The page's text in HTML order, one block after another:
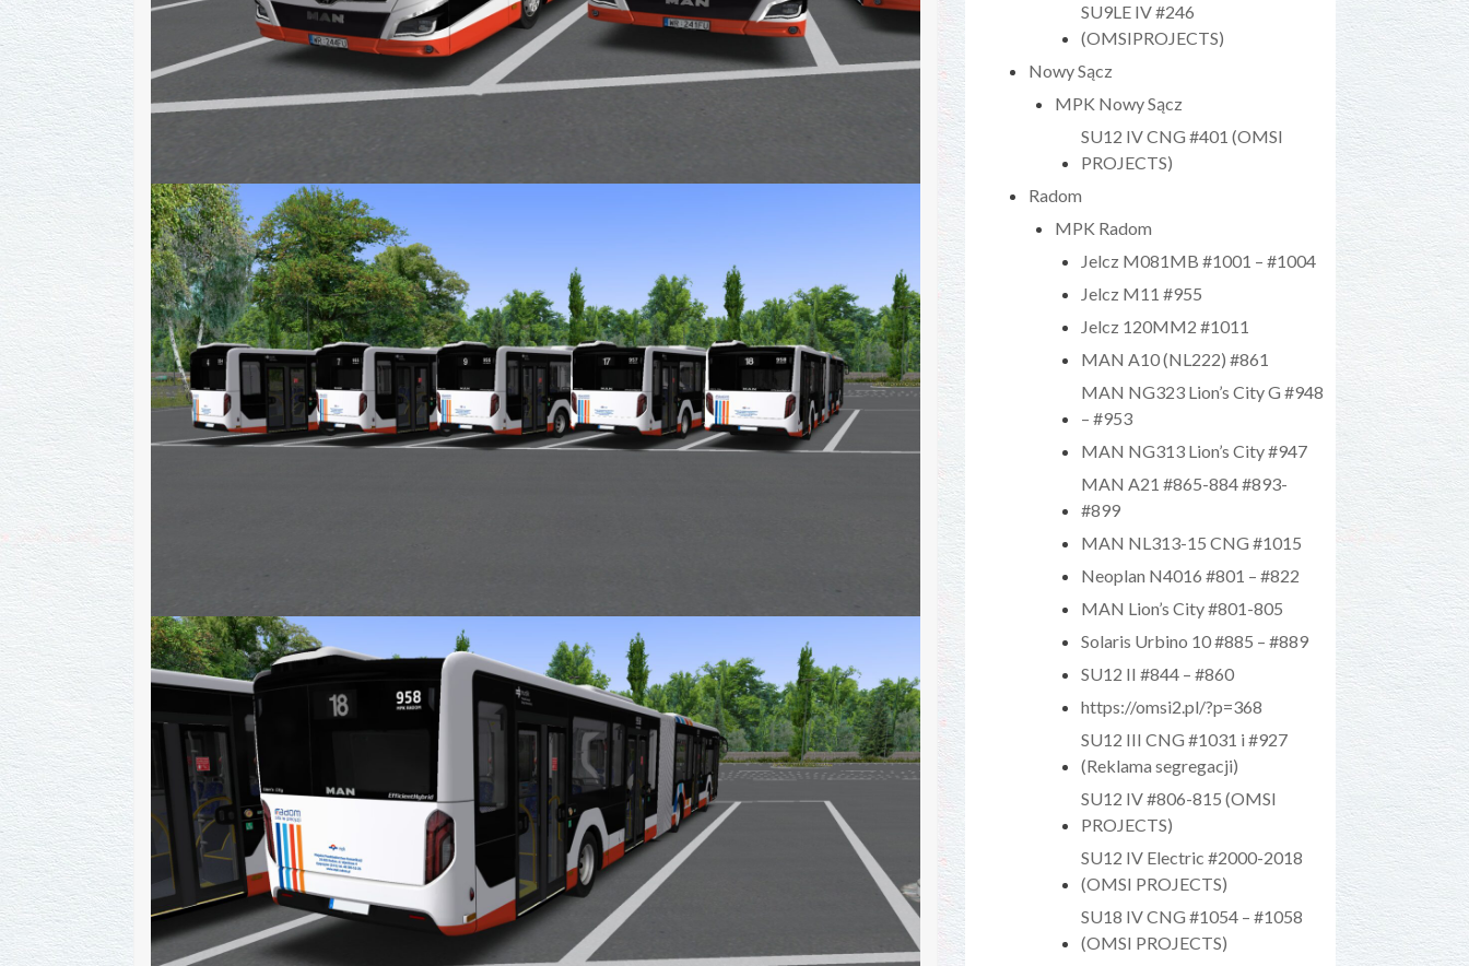
SU9LE IV #246
(OMSIPROJECTS)
Nowy Sącz
MPK Nowy Sącz
SU12 IV CNG #401 (OMSI
PROJECTS)
Radom
MPK Radom
Jelcz M081MB #1001 – #1004
Jelcz M11 #955
Jelcz 120MM2 #1011
MAN A10 (NL222) #861
MAN NG323 Lion’s City G #948
– #953
MAN NG313 Lion’s City #947
MAN A21 #865-884 #893-
#899
MAN NL313-15 CNG #1015
Neoplan N4016 #801 – #822
MAN Lion’s City #801-805
Solaris Urbino 10 #885 – #889
SU12 II #844 – #860
https://omsi2.pl/?p=368
SU12 III CNG #1031 i #927
(Reklama segregacji)
SU12 IV #806-815 (OMSI
PROJECTS)
SU12 IV Electric #2000-2018
(OMSI PROJECTS)
SU18 IV CNG #1054 – #1058
(OMSI PROJECTS)